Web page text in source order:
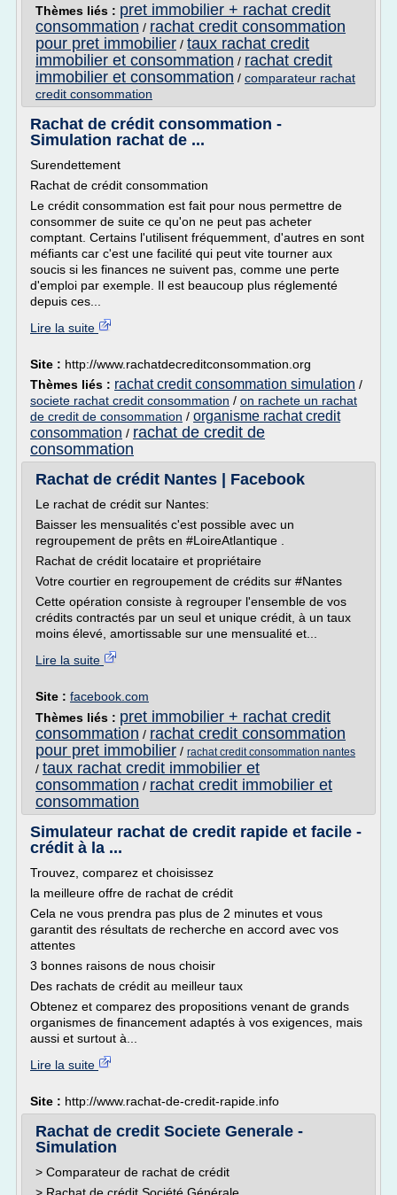
Thèmes liés : pret immobilier + rachat credit
consommation / rachat credit consommation
pour pret immobilier / taux rachat credit
immobilier et consommation / rachat credit
immobilier et consommation / comparateur rachat
credit consommation
Rachat de crédit consommation -
Simulation rachat de ...
Surendettement
Rachat de crédit consommation
Le crédit consommation est fait pour nous permettre de
consommer de suite ce qu'on ne peut pas acheter
comptant. Certains l'utilisent fréquemment, d'autres en sont
méfiants car c'est une facilité qui peut vite tourner aux
soucis si les finances ne suivent pas, comme une perte
d'emploi par exemple. Il est beaucoup plus réglementé
depuis ces...
Lire la suite
Site : http://www.rachatdecreditconsommation.org
Thèmes liés : rachat credit consommation simulation /
societe rachat credit consommation / on rachete un rachat
de credit de consommation / organisme rachat credit
consommation / rachat de credit de
consommation
Rachat de crédit Nantes | Facebook
Le rachat de crédit sur Nantes:
Baisser les mensualités c'est possible avec un
regroupement de prêts en #LoireAtlantique .
Rachat de crédit locataire et propriétaire
Votre courtier en regroupement de crédits sur #Nantes
Cette opération consiste à regrouper l'ensemble de vos
crédits contractés par un seul et unique crédit, à un taux
moins élevé, amortissable sur une mensualité et...
Lire la suite
Site : facebook.com
Thèmes liés : pret immobilier + rachat credit
consommation / rachat credit consommation
pour pret immobilier / rachat credit consommation nantes
/ taux rachat credit immobilier et
consommation / rachat credit immobilier et
consommation
Simulateur rachat de credit rapide et facile -
crédit à la ...
Trouvez, comparez et choisissez
la meilleure offre de rachat de crédit
Cela ne vous prendra pas plus de 2 minutes et vous
garantit des résultats de recherche en accord avec vos
attentes
3 bonnes raisons de nous choisir
Des rachats de crédit au meilleur taux
Obtenez et comparez des propositions venant de grands
organismes de financement adaptés à vos exigences, mais
aussi et surtout à...
Lire la suite
Site : http://www.rachat-de-credit-rapide.info
Rachat de credit Societe Generale -
Simulation
> Comparateur de rachat de crédit